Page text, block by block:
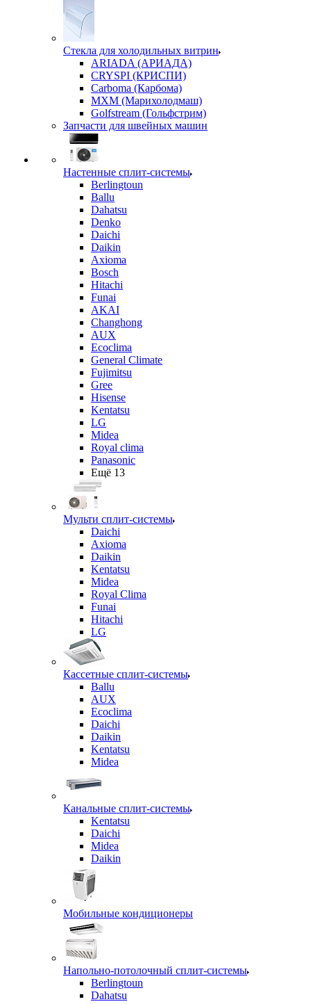
Стекла для холодильных витрин
ARIADA (АРИАДА)
CRYSPI (КРИСПИ)
Carboma (Карбома)
MXM (Марихолодмаш)
Golfstream (Гольфстрим)
Запчасти для швейных машин
Настенные сплит-системы
Berlingtoun
Ballu
Dahatsu
Denko
Daichi
Daikin
Axioma
Bosch
Hitachi
Funai
AKAI
Changhong
AUX
Ecoclima
General Climate
Fujimitsu
Gree
Hisense
Kentatsu
LG
Midea
Royal clima
Panasonic
Ещё 13
Мульти сплит-системы
Daichi
Axioma
Daikin
Kentatsu
Midea
Royal Clima
Funai
Hitachi
LG
Кассетные сплит-системы
Ballu
AUX
Ecoclima
Daichi
Daikin
Kentatsu
Midea
Канальные сплит-системы
Kentatsu
Daichi
Midea
Daikin
Мобильные кондиционеры
Напольно-потолочный сплит-системы
Berlingtoun
Dahatsu